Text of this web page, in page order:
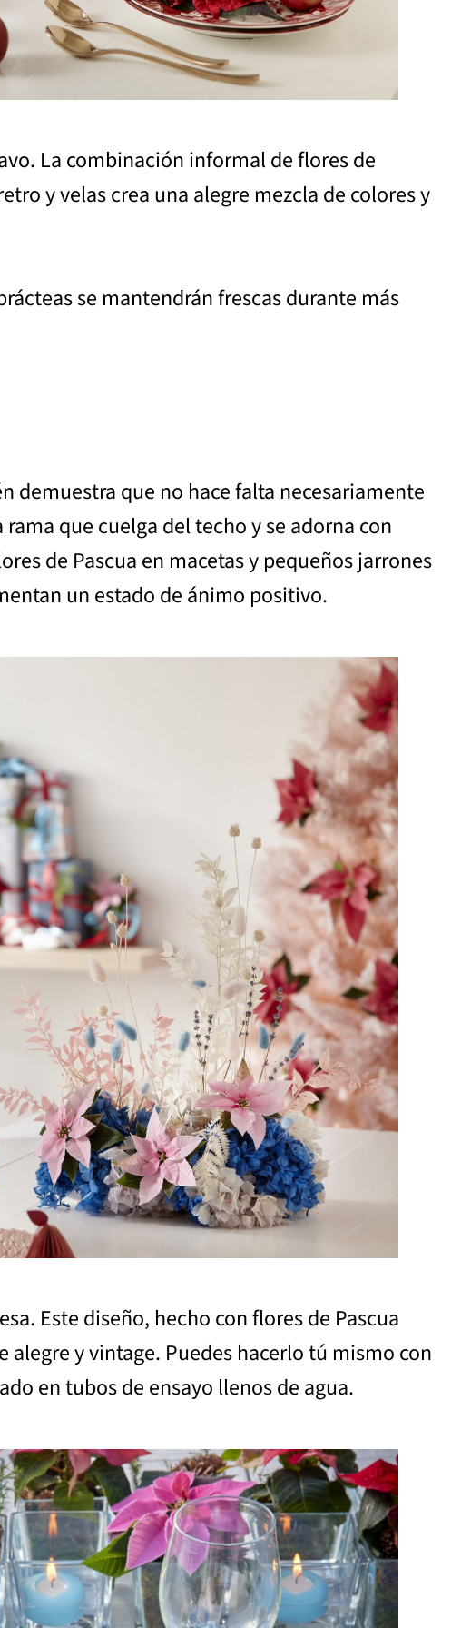
La combinación informal de flores de
y velas crea una alegre mezcla de colores y
se mantendrán frescas durante más
demuestra que no hace falta necesariamente
que cuelga del techo y se adorna con
de Pascua en macetas y pequeños jarrones
un estado de ánimo positivo.
Este diseño, hecho con flores de Pascua
y vintage. Puedes hacerlo tú mismo con
en tubos de ensayo llenos de agua.